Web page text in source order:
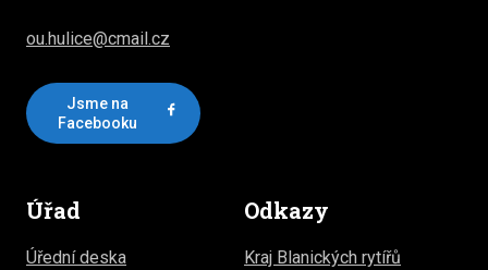
ou.hulice@cmail.cz
Jsme na
Facebooku
Úřad
Úřední deska
Odkazy
Kraj Blanických rytířů